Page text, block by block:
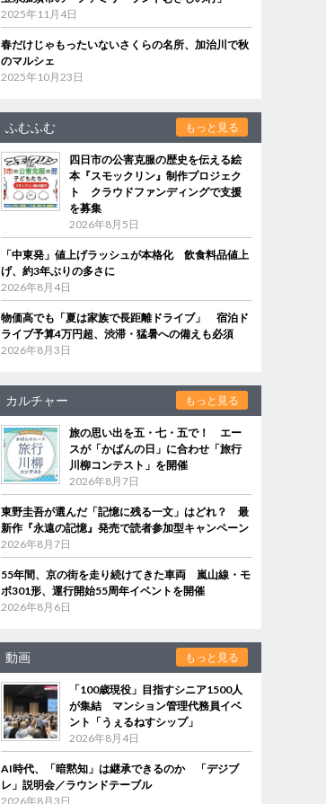
2025年11月4日
春だけじゃもったいないさくらの名所、加治川で秋
のマルシェ
2025年10月23日
ふむふむ もっと見る
四日市の公害克服の歴史を伝える絵
本『スモックリン』制作プロジェク
ト クラウドファンディングで支援
を募集
2026年8月5日
「中東発」値上げラッシュが本格化 飲食料品値上
げ、約3年ぶりの多さに
2026年8月4日
物価高でも「夏は家族で長距離ドライブ」 宿泊ド
ライブ予算4万円超、渋滞・猛暑への備えも必須
2026年8月3日
カルチャー もっと見る
旅の思い出を五・七・五で！ エー
スが「かばんの日」に合わせ「旅行
川柳コンテスト」を開催
2026年8月7日
東野圭吾が選んだ「記憶に残る一文」はどれ？ 最
新作『永遠の記憶』発売で読者参加型キャンペーン
2026年8月7日
55年間、京の街を走り続けてきた車両 嵐山線・モ
ボ301形、運行開始55周年イベントを開催
2026年8月6日
動画 もっと見る
「100歳現役」目指すシニア1500人
が集結 マンション管理代務員イベ
ント「うぇるねすシップ」
2026年8月4日
AI時代、「暗黙知」は継承できるのか 「デジブ
レ」説明会／ラウンドテーブル
2026年8月3日